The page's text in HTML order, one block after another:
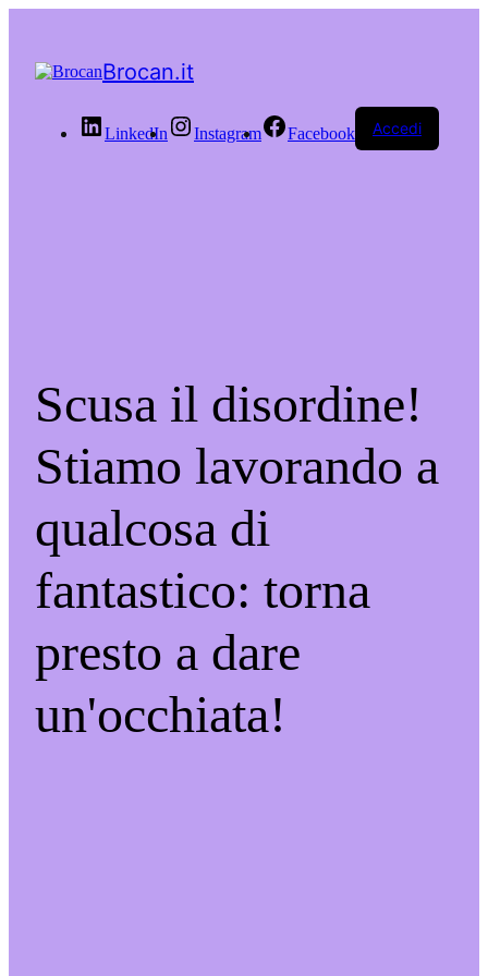
Brocan.it
LinkedIn Instagram Facebook Accedi
Scusa il disordine!
Stiamo lavorando a
qualcosa di
fantastico: torna
presto a dare
un'occhiata!